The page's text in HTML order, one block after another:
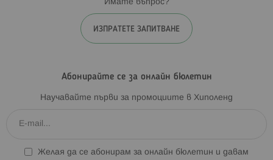
Имате въпрос?
ИЗПРАТЕТЕ ЗАПИТВАНЕ
Абонирайте се за онлайн бюлетин
Научавайте първи за промоциите в Хиполенд
Желая да се абонирам за онлайн бюлетин и давам